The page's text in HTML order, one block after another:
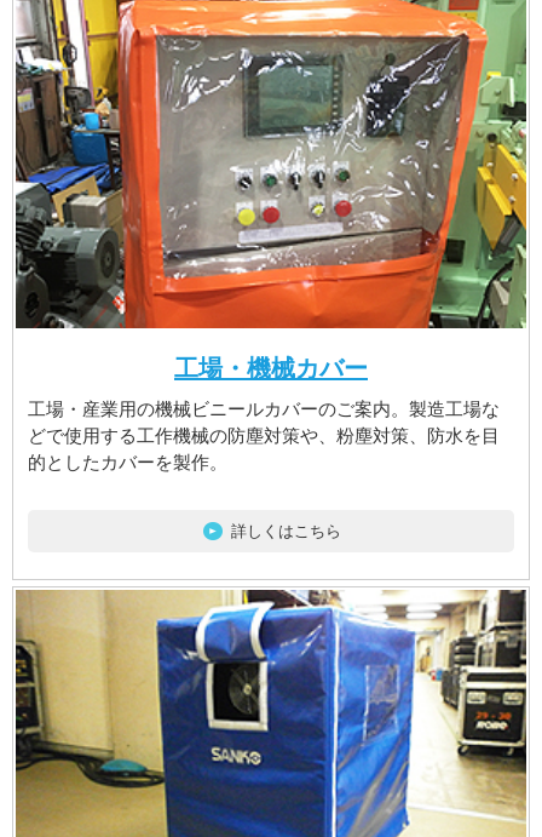
工場・機械カバー
工場・産業用の機械ビニールカバーのご案内。製造工場な
どで使用する工作機械の防塵対策や、粉塵対策、防水を目
的としたカバーを製作。
詳しくはこちら